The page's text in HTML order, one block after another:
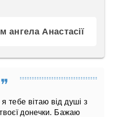
ангела Анастасії
тебе вітаю від душі з
донечки. Бажаю